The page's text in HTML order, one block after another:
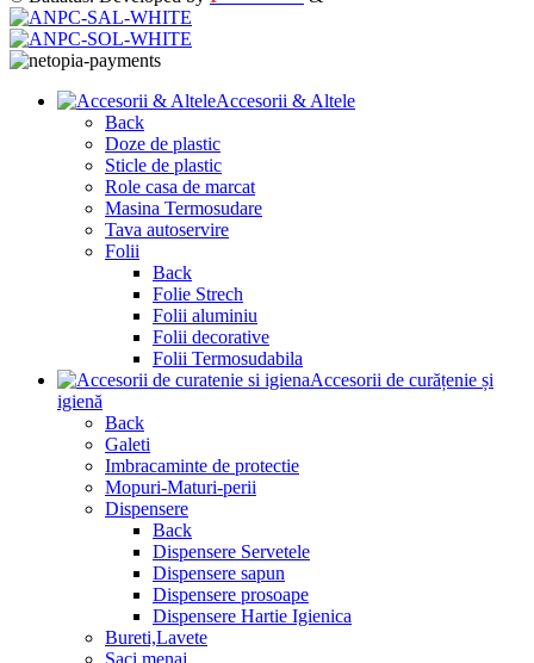
Accesorii & Altele
Back
Doze de plastic
Sticle de plastic
Role casa de marcat
Masina Termosudare
Tava autoservire
Folii
Back
Folie Strech
Folii aluminiu
Folii decorative
Folii Termosudabila
Accesorii de curățenie și
igienă
Back
Galeti
Imbracaminte de protectie
Mopuri-Maturi-perii
Dispensere
Back
Dispensere Servetele
Dispensere sapun
Dispensere prosoape
Dispensere Hartie Igienica
Bureti,Lavete
Saci menaj